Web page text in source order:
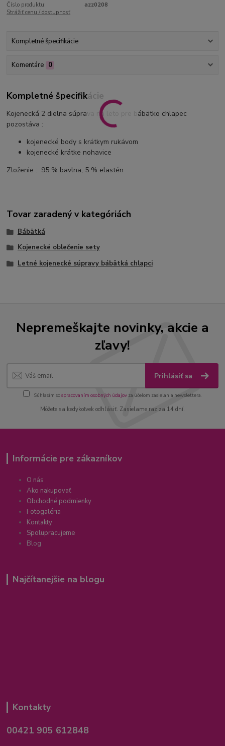
Číslo produktu:
azz0208
Strážiť cenu / dostupnosť
Kompletné špecifikácie
Komentáre 0
Kompletné špecifikácie
Kojenecká 2 dielna súprava na leto pre bábätko chlapec
pozostáva :
kojenecké body s krátkym rukávom
kojenecké krátke nohavice
Zloženie : 95 % bavlna, 5 % elastén
Tovar zaradený v kategóriách
Bábätká
Kojenecké oblečenie sety
Letné kojenecké súpravy bábätká chlapci
Nepremeškajte novinky, akcie a
zľavy!
Prihlásiť sa
Súhlasím sospracovaním osobných údajov za účelom zasielania newslettera.
Môžete sa kedykoľvek odhlásiť. Zasielame raz za 14 dní.
Informácie pre zákazníkov
O nás
Ako nakupovať
Obchodné podmienky
Fotogaléria
Kontakty
Spolupracujeme
Blog
Najčítanejšie na blogu
Kontakty
00421 905 612848